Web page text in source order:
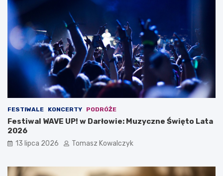
FESTIWALE KONCERTY PODRÓŻE
Festiwal WAVE UP! w Darłowie: Muzyczne Święto Lata
2026
13 lipca 2026 Tomasz Kowalczyk